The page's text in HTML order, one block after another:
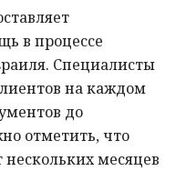
в процессе
Специалисты
на каждом
до
отметить, что
месяцев